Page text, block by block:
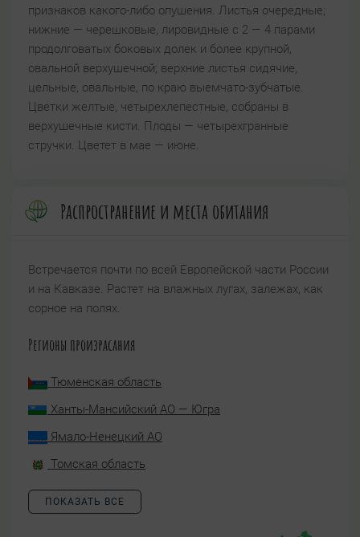
признаков какого-либо опушения. Листья очередные;
нижние — черешковые, лировидные с 2 — 4 парами
продолговатых боковых долек и более крупной,
овальной верхушечной; верхние листья сидячие,
цельные, овальные, по краю выемчато-зубчатые.
Цветки желтые, четырехлепестные, собраны в
верхушечные кисти. Плоды — четырехгранные
стручки. Цветет в мае — июне.
Распространение и места обитания
Встречается почти по всей Европейской части России
и на Кавказе. Растет на влажных лугах, залежах, как
сорное на полях.
Регионы произрасания
Тюменская область
Ханты-Мансийский АО — Югра
Ямало-Ненецкий АО
Томская область
ПОКАЗАТЬ ВСЕ